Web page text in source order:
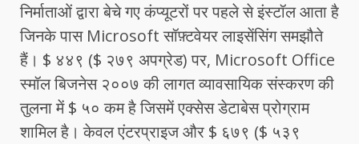
निर्माताओं द्वारा बेचे गए कंप्यूटरों पर पहले से इंस्टॉल आता है
जिनके पास Microsoft सॉफ़्टवेयर लाइसेंसिंग समझौते
हैं। $ ४४९ ($ २७९ अपग्रेड) पर, Microsoft Office
स्मॉल बिजनेस २००७ की लागत व्यावसायिक संस्करण की
तुलना में $ ५० कम है जिसमें एक्सेस डेटाबेस प्रोग्राम
शामिल है। केवल एंटरप्राइज और $ ६७९ ($ ५३९